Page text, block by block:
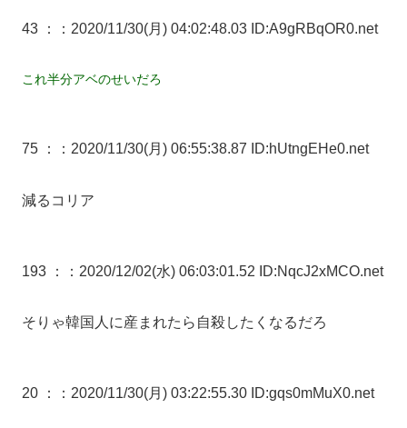
43 ： ：2020/11/30(月) 04:02:48.03 ID:A9gRBqOR0.net
これ半分アベのせいだろ
75 ： ：2020/11/30(月) 06:55:38.87 ID:hUtngEHe0.net
減るコリア
193 ： ：2020/12/02(水) 06:03:01.52 ID:NqcJ2xMCO.net
そりゃ韓国人に産まれたら自殺したくなるだろ
20 ： ：2020/11/30(月) 03:22:55.30 ID:gqs0mMuX0.net